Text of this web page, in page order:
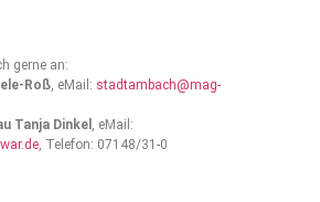
gerne an:
Roß, eMail: stadtambach@mag-
Tanja Dinkel , eMail:
, Telefon: 07148/31-0